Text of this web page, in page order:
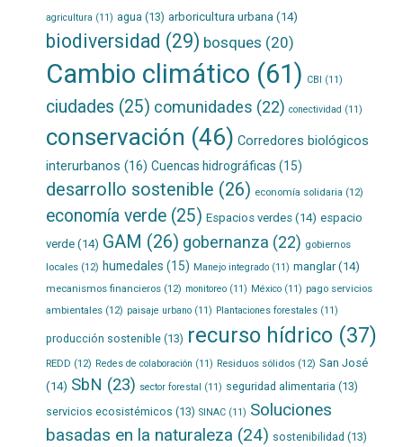
agricultura (11) agua (13) arboricultura urbana(14)
biodiversidad (29) bosques (20)
Cambio climático (61) CBI (11)
ciudades (25) comunidades (22) conectividad (11)
conservación (46) Corredores biológicos
interurbanos (16) Cuencas hidrográficas (15)
desarrollo sostenible (26) economía solidaria (12)
economía verde(25) Espacios verdes(14) espacio
verde(14) GAM (26) gobernanza (22) gobiernos
locales(12) humedales (15) Manejo integrado(11) manglar(14)
mecanismos financieros(12) monitoreo(11) México(11) pago servicios
ambientales(12) paisaje urbano(11) Plantaciones forestales(11)
producción sostenible(13) recurso hídrico(37)
REDD (12) Redes de colaboración (11) Residuos sólidos(12) San José
(14) SbN (23) sector forestal (11) seguridad alimentaria (13)
servicios ecosistémicos (13) SINAC(11) Soluciones
basadas en la naturaleza (24) sostenibilidad (13)